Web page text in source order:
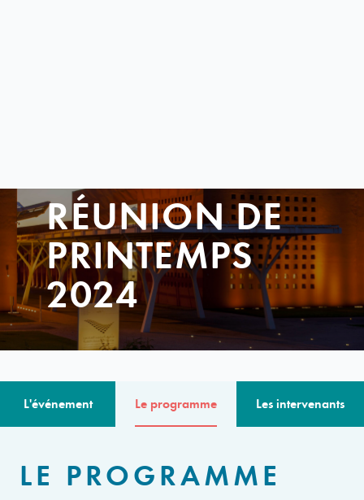
RÉUNION DE
PRINTEMPS
2024
L'événement Le programme Les intervenants
LE PROGRAMME